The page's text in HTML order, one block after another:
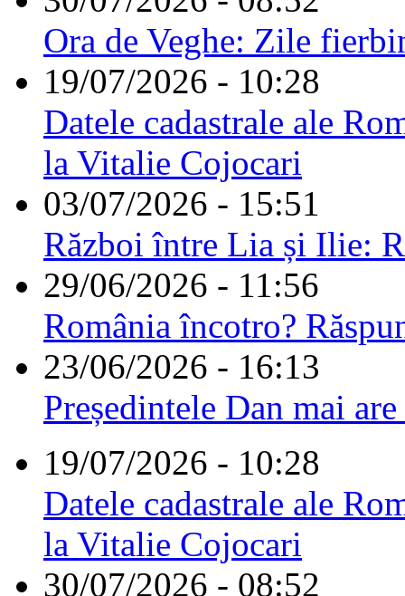
Ora de Veghe: Zile
19/07/2026 - 10:28
Datele cadastrale ale
la Vitalie Cojocari
03/07/2026 - 15:51
Război între Lia și Ilie:
29/06/2026 - 11:56
România încotro?
23/06/2026 - 16:13
Președintele Dan mai
19/07/2026 - 10:28
Datele cadastrale ale
la Vitalie Cojocari
30/07/2026 - 08:52